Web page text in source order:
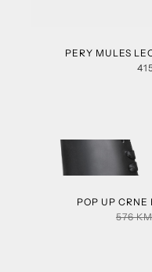
PERY MULES
POP UP CRNE
576KM